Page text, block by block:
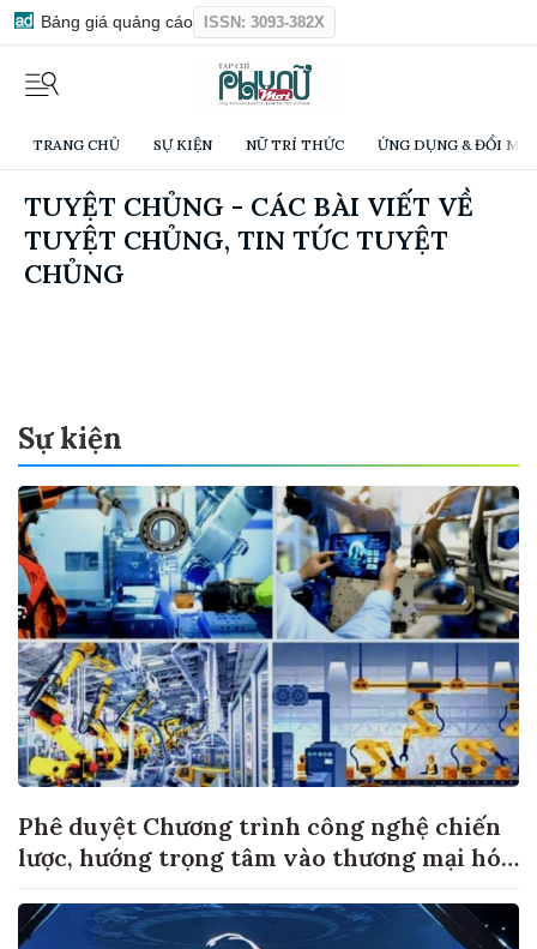
Bảng giá quảng cáo ISSN: 3093-382X
TRANG CHỦ SỰ KIỆN NỮ TRÍ THỨC ỨNG DỤNG & ĐỔI
TUYỆT CHỦNG - CÁC BÀI VIẾT VỀ
TUYỆT CHỦNG, TIN TỨC TUYỆT
CHỦNG
Sự kiện
Phê duyệt Chương trình công nghệ chiến
lược, hướng trọng tâm vào thương mại hóa